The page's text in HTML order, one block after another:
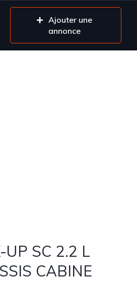
Ajouter une
annonce
SC 2.2 L
CABINE